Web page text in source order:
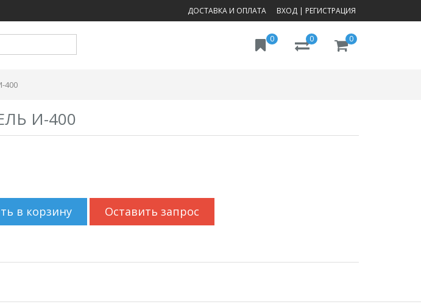
ДОСТАВКА И ОПЛАТА ВХОД | РЕГИСТРАЦИЯ
0
0
0
400
И-400
в корзину Оставить запрос